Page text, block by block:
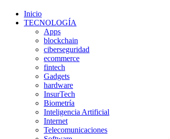
Inicio
TECNOLOGÍA
Apps
blockchain
ciberseguridad
ecommerce
fintech
Gadgets
hardware
InsurTech
Biometría
Inteligencia Artificial
Internet
Telecomunicaciones